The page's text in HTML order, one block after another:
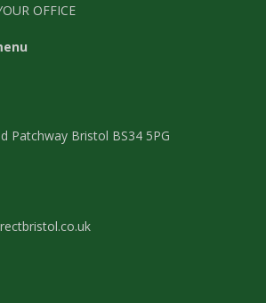
OFFICE
Patchway Bristol BS34 5PG